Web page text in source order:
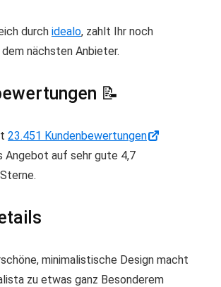
durch idealo, zahlt Ihr noch
nächsten Anbieter.
📝
23.451 Kundenbewertungen
Angebot auf sehr gute 4,7
Sterne.
minimalistische Design macht
zu etwas ganz Besonderem